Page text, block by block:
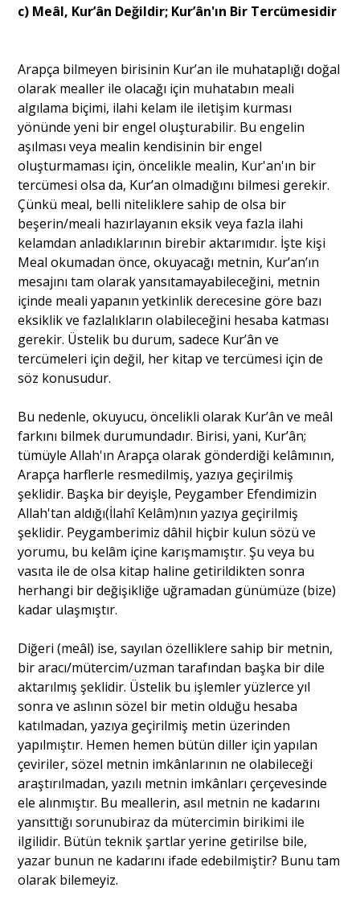
c) Meâl, Kur’ân Değildir; Kur’ân'ın Bir Tercümesidir
Arapça bilmeyen birisinin Kur’an ile muhataplığı doğal
olarak mealler ile olacağı için muhatabın meali
algılama biçimi, ilahi kelam ile iletişim kurması
yönünde yeni bir engel oluşturabilir. Bu engelin
aşılması veya mealin kendisinin bir engel
oluşturmaması için, öncelikle mealin, Kur'an'ın bir
tercümesi olsa da, Kur’an olmadığını bilmesi gerekir.
Çünkü meal, belli niteliklere sahip de olsa bir
beşerin/meali hazırlayanın eksik veya fazla ilahi
kelamdan anladıklarının birebir aktarımıdır. İşte kişi
Meal okumadan önce, okuyacağı metnin, Kur’an’ın
mesajını tam olarak yansıtamayabileceğini, metnin
içinde meali yapanın yetkinlik derecesine göre bazı
eksiklik ve fazlalıkların olabileceğini hesaba katması
gerekir. Üstelik bu durum, sadece Kur’ân ve
tercümeleri için değil, her kitap ve tercümesi için de
söz konusudur.
Bu nedenle, okuyucu, öncelikli olarak Kur’ân ve meâl
farkını bilmek durumundadır. Birisi, yani, Kur’ân;
tümüyle Allah'ın Arapça olarak gönderdiği kelâmının,
Arapça harflerle resmedilmiş, yazıya geçirilmiş
şeklidir. Başka bir deyişle, Peygamber Efendimizin
Allah'tan aldığı(İlahî Kelâm)nın yazıya geçirilmiş
şeklidir. Peygamberimiz dâhil hiçbir kulun sözü ve
yorumu, bu kelâm içine karışmamıştır. Şu veya bu
vasıta ile de olsa kitap haline getirildikten sonra
herhangi bir değişikliğe uğramadan günümüze (bize)
kadar ulaşmıştır.
Diğeri (meâl) ise, sayılan özelliklere sahip bir metnin,
bir aracı/mütercim/uzman tarafından başka bir dile
aktarılmış şeklidir. Üstelik bu işlemler yüzlerce yıl
sonra ve aslının sözel bir metin olduğu hesaba
katılmadan, yazıya geçirilmiş metin üzerinden
yapılmıştır. Hemen hemen bütün diller için yapılan
çeviriler, sözel metnin imkânlarının ne olabileceği
araştırılmadan, yazılı metnin imkânları çerçevesinde
ele alınmıştır. Bu meallerin, asıl metnin ne kadarını
yansıttığı sorunubiraz da mütercimin birikimi ile
ilgilidir. Bütün teknik şartlar yerine getirilse bile,
yazar bunun ne kadarını ifade edebilmiştir? Bunu tam
olarak bilemeyiz.